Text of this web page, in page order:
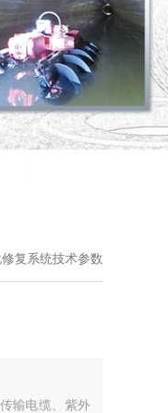
复系统技术参数
输电缆、紫外